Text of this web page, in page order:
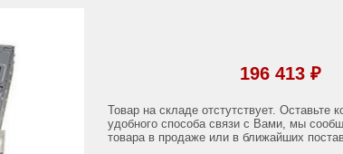
196 413 ₽
Товар на складе отстутствует. Оставьте
удобного способа связи с Вами, мы
товара в продаже или в ближайших